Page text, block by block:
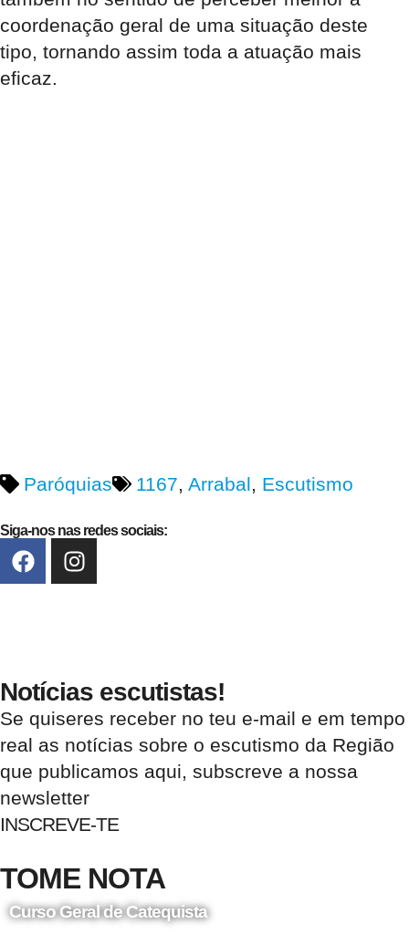
coordenação geral de uma situação deste
tipo, tornando assim toda a atuação mais
eficaz.
Paróquias 1167, Arrabal, Escutismo
Siga-nos nas redes sociais:
Notícias escutistas!
Se quiseres receber no teu e-mail e em tempo
real as notícias sobre o escutismo da Região
que publicamos aqui, subscreve a nossa
newsletter
INSCREVE-TE
TOME NOTA
Curso Geral de Catequista